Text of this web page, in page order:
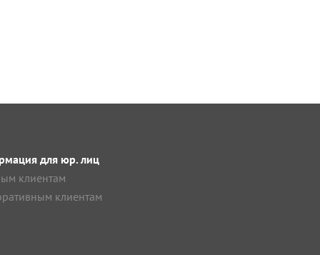
для юр. лиц
клиентам
клиентам